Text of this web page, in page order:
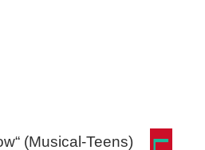
(Musical-Teens)